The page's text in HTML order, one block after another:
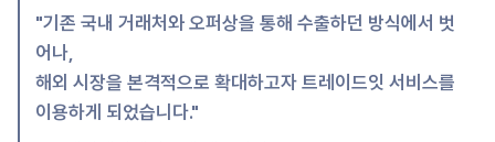
"기존 국내 거래처와 오퍼상을 통해 수출하던 방식에서 벗
어나,
해외 시장을 본격적으로 확대하고자 트레이드잇 서비스를
이용하게 되었습니다."